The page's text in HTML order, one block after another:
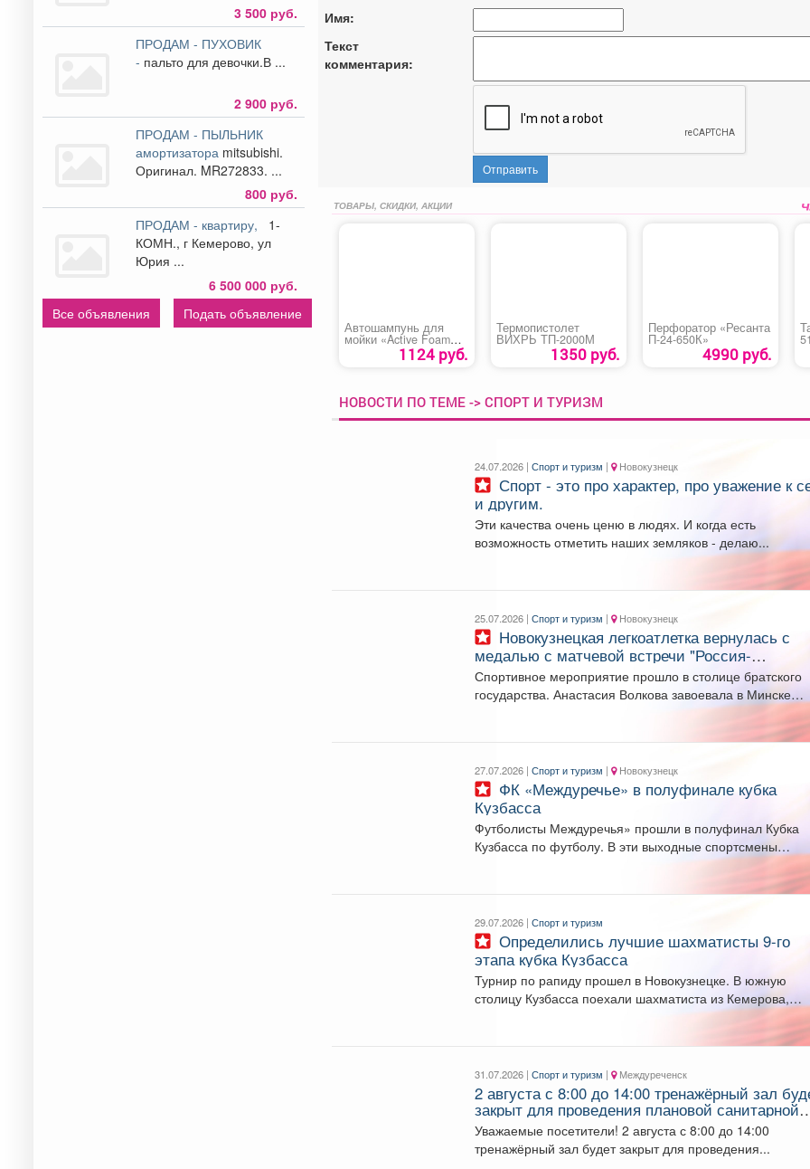
3 500 руб.
ПРОДАМ - ПУХОВИК
- пальто для девочки.В ...
2 900 руб.
ПРОДАМ - ПЫЛЬНИК
амортизатора mitsubishi.
Оригинал. MR272833. ...
800 руб.
ПРОДАМ - квартиру,
1-
КОМН., г Кемерово, ул
Юрия ...
6 500 000 руб.
Все объявления
Подать объявление
Имя:
Текст
комментария:
Отправить
ТОВАРЫ, СКИДКИ, АКЦИИ
Автошампунь для
мойки «Active Foam
1124 руб.
Термопистолет
ВИХРЬ ТП-2000М
1350 руб.
Перфоратор «Ресанта
П-24-650К»
4990 руб.
НОВОСТИ ПО ТЕМЕ -> СПОРТ И ТУРИЗМ
24.07.2026 |Спорт и туризм | Новокузнецк
Спорт - это про характер, про уважение к себе
и другим.
Эти качества очень ценю в людях. И когда есть
возможность отметить наших земляков - делаю...
25.07.2026 |Спорт и туризм | Новокузнецк
медалью с матчевой встречи "Россия-
Белоруссия"
Спортивное мероприятие прошло в столице братского
государства. Анастасия Волкова завоевала в Минске
27.07.2026 |Спорт и туризм | Новокузнецк
Кузбасса
Футболисты Междуречья» прошли в полуфинал Кубка
Кузбасса по футболу. В эти выходные спортсмены
29.07.2026 |Спорт и туризм
Определились лучшие шахматисты 9-го
этапа кубка Кузбасса
Турнир по рапиду прошел в Новокузнецке. В южную
столицу Кузбасса поехали шахматиста из Кемерова,
31.07.2026 |Спорт и туризм | Междуреченск
2 августа с 8:00 до 14:00 тренажёрный зал
закрыт для проведения плановой санитарной
обработки.
Уважаемые посетители! 2 августа с 8:00 до 14:00
тренажёрный зал будет закрыт для проведения...